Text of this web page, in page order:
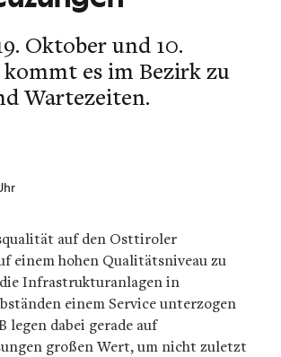
Oktober und 10.
es im Bezirk zu
Wartezeiten.
auf den Osttiroler
einem hohen Qualitätsniveau zu
Infrastrukturanlagen in
einem Service unterzogen
legen dabei gerade auf
großen Wert, um nicht zuletzt